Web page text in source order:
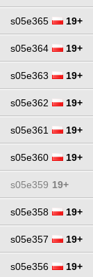
s05e365 19+
s05e364 19+
s05e363 19+
s05e362 19+
s05e361 19+
s05e360 19+
s05e359 19+
s05e358 19+
s05e357 19+
s05e356 19+